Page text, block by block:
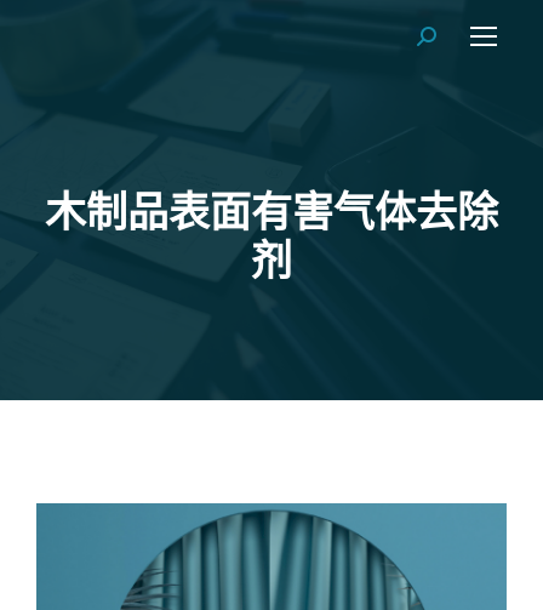
Search:
木制品表面有害气体去除
剂